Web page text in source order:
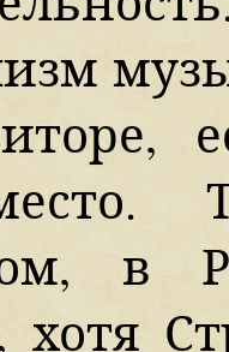
в
хотя